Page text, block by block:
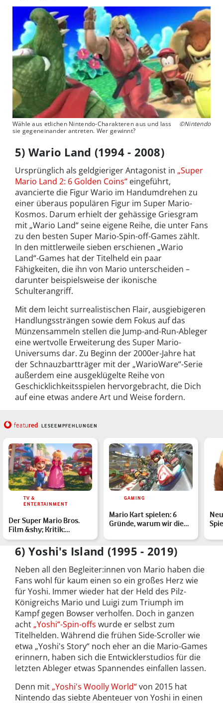
Wähle aus etlichen Nintendo-Charakteren aus und lass
sie gegeneinander antreten. Wer gewinnt?
©Nintendo
5) Wario Land (1994 - 2008)
Ursprünglich als geldgieriger Antagonist in „Super
Mario Land 2: 6 Golden Coins“ eingeführt,
avancierte die Figur Wario im Handumdrehen zu
einer überaus populären Figur im Super Mario-
Kosmos. Darum erhielt der gehässige Griesgram
mit „Wario Land“ seine eigene Reihe, die unter Fans
zu den besten Super Mario-Spin-off-Games zählt.
In den mittlerweile sieben erschienen „Wario
Land“-Games hat der Titelheld ein paar
Fähigkeiten, die ihn von Mario unterscheiden –
darunter beispielsweise der ikonische
Schulterangriff.
Mit dem leicht surrealistischen Flair, ausgiebigeren
Handlungssträngen sowie dem Fokus auf das
Münzensammeln stellen die Jump-and-Run-Ableger
eine wertvolle Erweiterung des Super Mario-
Universums dar. Zu Beginn der 2000er-Jahre hat
der Schnauzbartträger mit der „WarioWare“-Serie
außerdem eine ausgeklügelte Reihe von
Geschicklichkeitsspielen hervorgebracht, die Dich
auf eine etwas andere Art und Weise fordern.
featured LESEEMPFEHLUNGEN
TV &
ENTERTAINMENT
Der Super Mario Bros.
Film &shy; Kritik:
Funktionieren die
Klempn…
GAMING
Mario Kart spielen: 6
Gründe, warum wir die
6) Yoshi's Island (1995 - 2019)
Neben all den Begleiter:innen von Mario haben die
Fans wohl für kaum einen so ein großes Herz wie
für Yoshi. Immer wieder hat der Held des Pilz-
Königreichs Mario und Luigi zum Triumph im
Kampf gegen Bowser verholfen. Doch in ganzen
acht „Yoshi“-Spin-offs wurde er selbst zum
Titelhelden. Während die frühen Side-Scroller wie
etwa „Yoshi's Story“ noch eher an die Mario-Games
erinnern, haben sich die Entwicklerstudios für die
letzten Ableger etwas Spannendes einfallen lassen.
Denn mit „Yoshi's Woolly World“von 2015 hat
Nintendo das siebte Abenteuer von Yoshi in einen